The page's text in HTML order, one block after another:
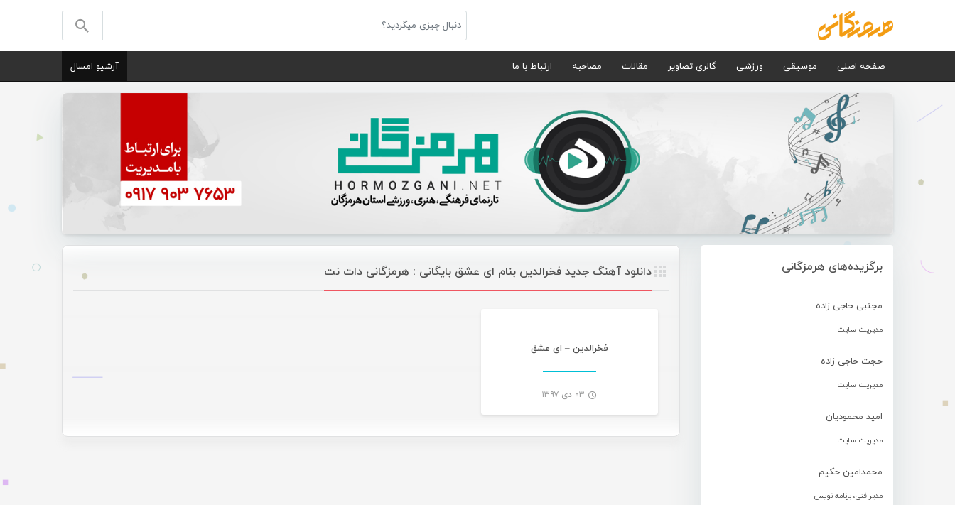
صفحه اصلی موسیقی ورزشی گالری تصاویر مقالات مصاحبه ارتباط با ما آرشیو امسال
برگزیده‌های هرمزگانی
مجتبی حاجی زاده
مدیریت سایت
حجت حاجی زاده
مدیریت سایت
امید محمودیان
مدیریت سایت
محمدامین حکیم
مدیر فنی، برنامه نویس
دانلود آهنگ جدید فخرالدین بنام ای عشق بایگانی : هرمزگانی دات نت
فخرالدین – ای عشق
۰۳ دی ۱۳۹۷